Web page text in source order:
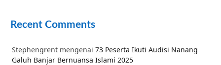
Recent Comments
Stephengrent mengenai 73 Peserta Ikuti Audisi Nanang
Galuh Banjar Bernuansa Islami 2025